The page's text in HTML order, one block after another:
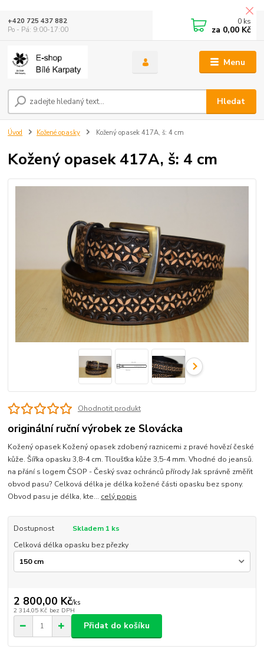
Menu
Hledat
+420 725 437 882
Po - Pá: 9:00-17:00
0 ks
za 0,00 Kč
Úvod Kožené opasky Kožený opasek 417A, š: 4 cm
Kožený opasek 417A, š: 4 cm
Ohodnotit produkt
originální ruční výrobek ze Slovácka
Kožený opasek Kožený opasek zdobený raznicemi z pravé hovězí české
kůže. Šířka opasku 3,8-4 cm. Tloušťka kůže 3,5-4 mm. Vhodné do jeansů.
na přání s logem ČSOP - Český svaz ochránců přírody Jak správně změřit
obvod pasu? Celková délka je délka kožené části opasku bez spony.
Obvod pasu je délka, kte... celý popis
Dostupnost
Skladem 1 ks
Celková délka opasku bez přezky
2 800,00 Kč/ks
2 314,05 Kč bez DPH
Přidat do košíku